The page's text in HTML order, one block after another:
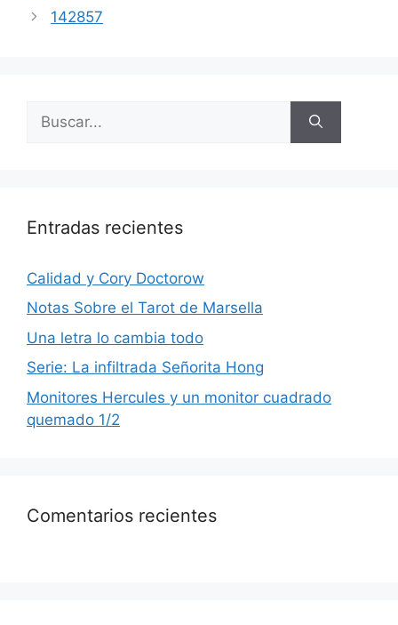
142857
Entradas recientes
Calidad y Cory Doctorow
Notas Sobre el Tarot de Marsella
Una letra lo cambia todo
Serie: La infiltrada Señorita Hong
Monitores Hercules y un monitor cuadrado
quemado 1/2
Comentarios recientes